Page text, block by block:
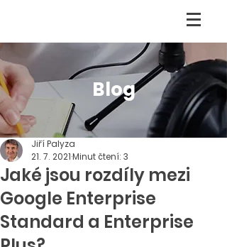
Blog
Jaké jsou rozdíly mezi
Google Enterprise
Standard a Enterprise
Jiří Palyza
21. 7. 2021Minut čtení: 3